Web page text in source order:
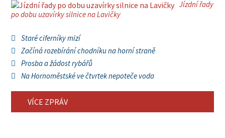
Jízdní řady
po dobu uzavírky silnice na Lavičky
Staré ciferníky mizí
Začíná rozebírání chodníku na horní straně
Prosba a žádost rybářů
Na Hornoměstské ve čtvrtek nepoteče voda
VÍCE ZPRÁV